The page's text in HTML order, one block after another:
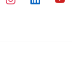
en önemli